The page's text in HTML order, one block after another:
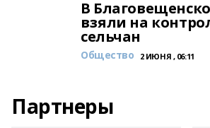
В
взяли на
сельчан
Общество 2 ИЮНЯ , 06:11
Партнеры